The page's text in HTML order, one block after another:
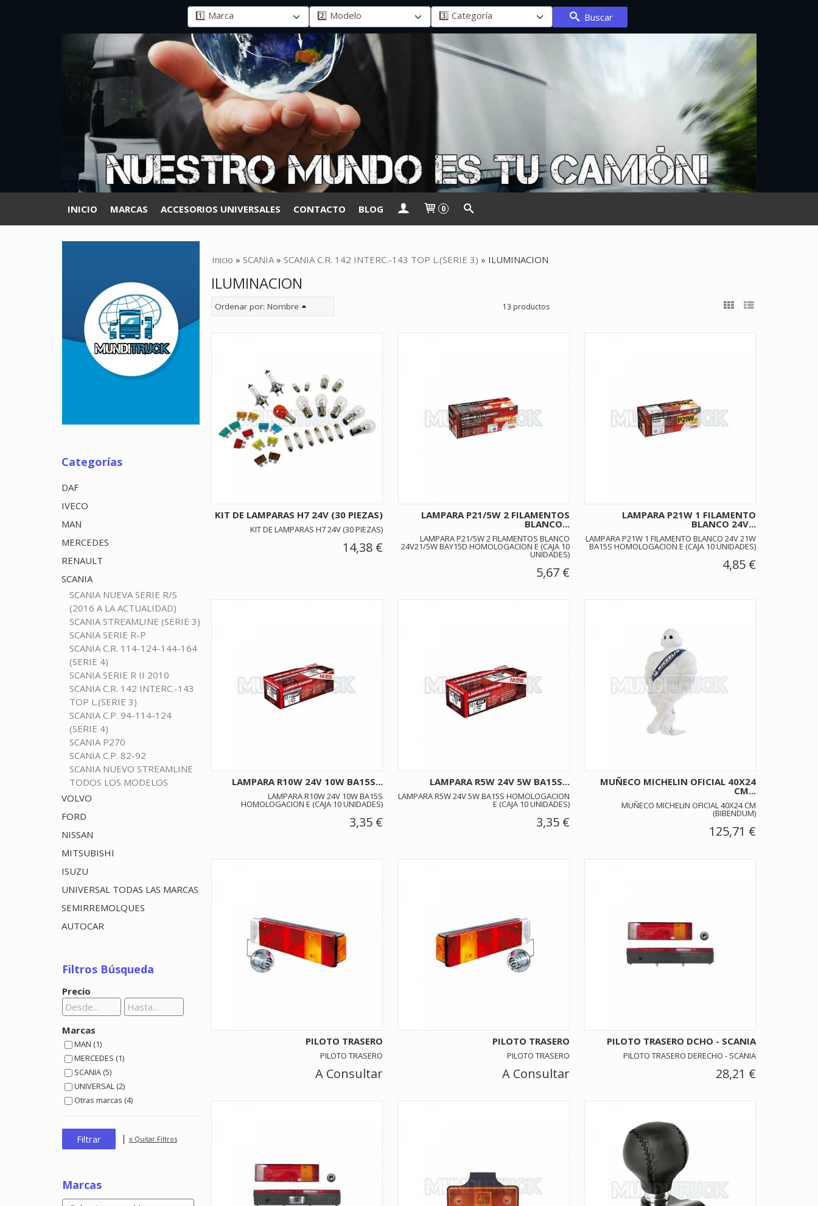
Buscar
INICIO MARCAS ACCESORIOS UNIVERSALES CONTACTO BLOG 0
Categorías
DAF
IVECO
MAN
MERCEDES
RENAULT
SCANIA
SCANIA NUEVA SERIE R/S
(2016 A LA ACTUALIDAD)
SCANIA STREAMLINE (SERIE 3)
SCANIA SERIE R-P
SCANIA C.R. 114-124-144-164
(SERIE 4)
SCANIA SERIE R II 2010
SCANIA C.R. 142 INTERC.-143
TOP L.(SERIE 3)
SCANIA C.P. 94-114-124
(SERIE 4)
SCANIA P270
SCANIA C.P. 82-92
SCANIA NUEVO STREAMLINE
TODOS LOS MODELOS
VOLVO
FORD
NISSAN
MITSUBISHI
ISUZU
UNIVERSAL TODAS LAS MARCAS
SEMIRREMOLQUES
AUTOCAR
Filtros Búsqueda
Precio
Marcas
MAN (1)
MERCEDES (1)
SCANIA (5)
UNIVERSAL (2)
Otras marcas (4)
| x Quitar Filtros
Marcas
Inicio » SCANIA» SCANIA C.R. 142 INTERC.-143 TOP L.(SERIE 3) » ILUMINACION
ILUMINACION
Ordenar por: Nombre 13 productos
KIT DE LAMPARAS H7 24V (30 PIEZAS)
KIT DE LAMPARAS H7 24V (30 PIEZAS)
14,38 €
LAMPARA P21/5W 2 FILAMENTOS
BLANCO...
LAMPARA P21/5W 2 FILAMENTOS BLANCO
24V21/5W BAY15D HOMOLOGACION E (CAJA 10
UNIDADES)
5,67 €
LAMPARA P21W 1 FILAMENTO
BLANCO 24V...
LAMPARA P21W 1 FILAMENTO BLANCO 24V 21W
BA15S HOMOLOGACION E (CAJA 10 UNIDADES)
4,85 €
LAMPARA R10W 24V 10W BA15S...
LAMPARA R10W 24V 10W BA15S
HOMOLOGACION E (CAJA 10 UNIDADES)
3,35 €
LAMPARA R5W 24V 5W BA15S...
LAMPARA R5W 24V 5W BA15S HOMOLOGACION
E (CAJA 10 UNIDADES)
3,35 €
MUÑECO MICHELIN OFICIAL 40X24
CM...
MUÑECO MICHELIN OFICIAL 40X24 CM
(BIBENDUM)
125,71 €
PILOTO TRASERO
PILOTO TRASERO
A Consultar
PILOTO TRASERO
PILOTO TRASERO
A Consultar
PILOTO TRASERO DCHO - SCANIA
PILOTO TRASERO DERECHO - SCANIA
28,21 €